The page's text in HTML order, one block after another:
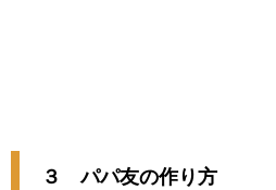
３ パパ友の作り方